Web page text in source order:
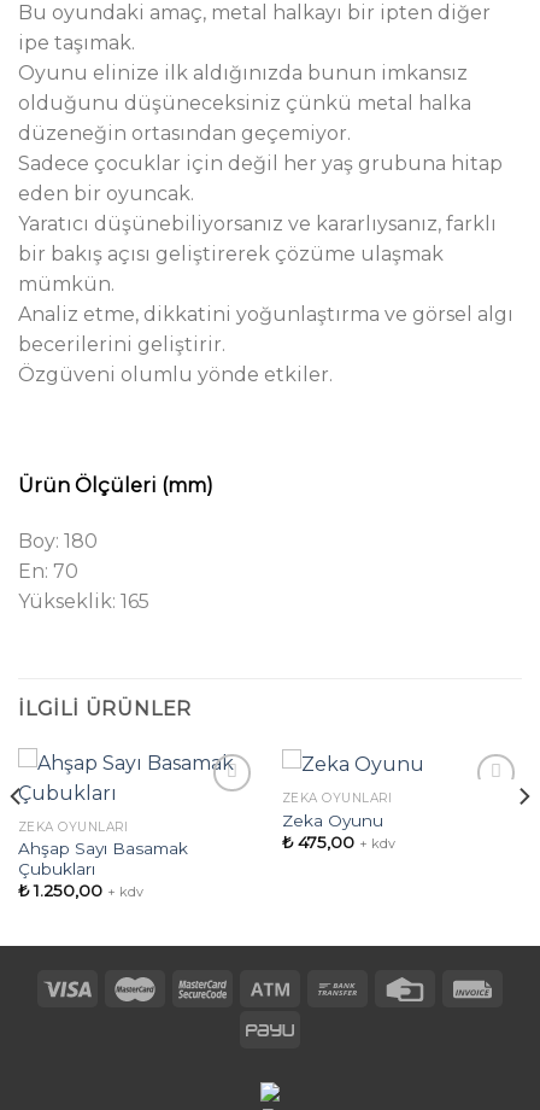
Bu oyundaki amaç, metal halkayı bir ipten diğer
ipe taşımak.
Oyunu elinize ilk aldığınızda bunun imkansız
olduğunu düşüneceksiniz çünkü metal halka
düzeneğin ortasından geçemiyor.
Sadece çocuklar için değil her yaş grubuna hitap
eden bir oyuncak.
Yaratıcı düşünebiliyorsanız ve kararlıysanız, farklı
bir bakış açısı geliştirerek çözüme ulaşmak
mümkün.
Analiz etme, dikkatini yoğunlaştırma ve görsel algı
becerilerini geliştirir.
Özgüveni olumlu yönde etkiler.
Ürün Ölçüleri (mm)
Boy: 180
En: 70
Yükseklik: 165
İLGILI ÜRÜNLER
ZEKA OYUNLARI
Ahşap Sayı Basamak
Çubukları
₺1.250,00 + kdv
ZEKA OYUNLARI
Zeka Oyunu
₺475,00 + kdv